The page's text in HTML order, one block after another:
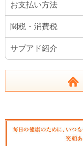
お支払い方法
関税・消費税
サプアド紹介